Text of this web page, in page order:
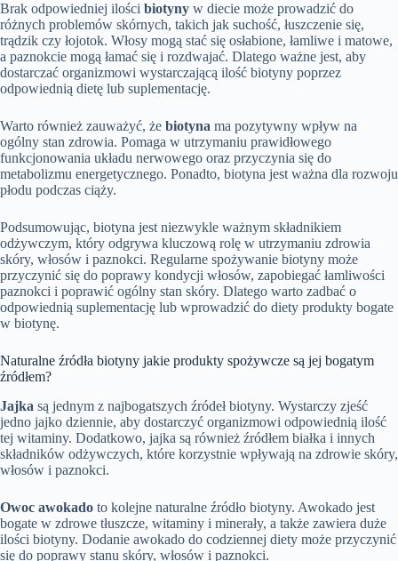
Brak odpowiedniej ilości biotyny w diecie może prowadzić do
różnych problemów skórnych, takich jak suchość, łuszczenie się,
trądzik czy łojotok. Włosy mogą stać się osłabione, łamliwe i matowe,
a paznokcie mogą łamać się i rozdwajać. Dlatego ważne jest, aby
dostarczać organizmowi wystarczającą ilość biotyny poprzez
odpowiednią dietę lub suplementację.
Warto również zauważyć, że biotyna ma pozytywny wpływ na
ogólny stan zdrowia. Pomaga w utrzymaniu prawidłowego
funkcjonowania układu nerwowego oraz przyczynia się do
metabolizmu energetycznego. Ponadto, biotyna jest ważna dla rozwoju
płodu podczas ciąży.
Podsumowując, biotyna jest niezwykle ważnym składnikiem
odżywczym, który odgrywa kluczową rolę w utrzymaniu zdrowia
skóry, włosów i paznokci. Regularne spożywanie biotyny może
przyczynić się do poprawy kondycji włosów, zapobiegać łamliwości
paznokci i poprawić ogólny stan skóry. Dlatego warto zadbać o
odpowiednią suplementację lub wprowadzić do diety produkty bogate
w biotynę.
Naturalne źródła biotyny jakie produkty spożywcze są jej bogatym
źródłem?
Jajka są jednym z najbogatszych źródeł biotyny. Wystarczy zjeść
jedno jajko dziennie, aby dostarczyć organizmowi odpowiednią ilość
tej witaminy. Dodatkowo, jajka są również źródłem białka i innych
składników odżywczych, które korzystnie wpływają na zdrowie skóry,
włosów i paznokci.
Owoc awokado to kolejne naturalne źródło biotyny. Awokado jest
bogate w zdrowe tłuszcze, witaminy i minerały, a także zawiera duże
ilości biotyny. Dodanie awokado do codziennej diety może przyczynić
się do poprawy stanu skóry, włosów i paznokci.